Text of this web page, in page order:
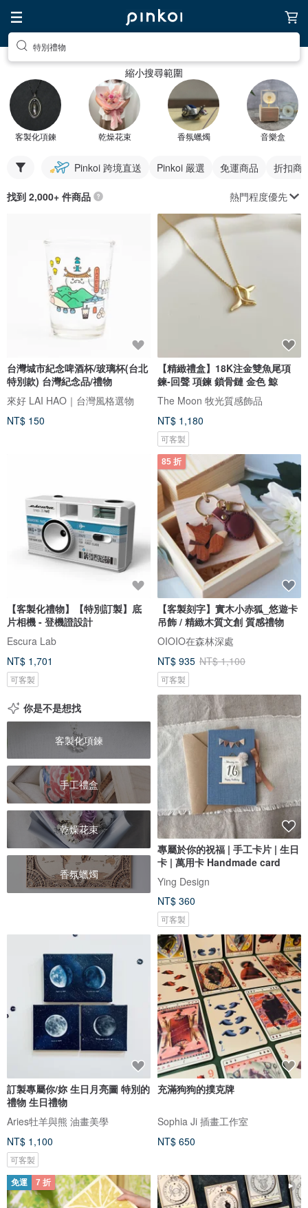
特別禮物
縮小搜尋範圍
客製化項鍊 乾燥花束 香氛蠟燭 音樂盒
Pinkoi 跨境直送 Pinkoi 嚴選 免運商品 折扣商
找到 2,000+ 件商品 熱門程度優先
台灣城市紀念啤酒杯/玻璃杯(台北
特別款) 台灣紀念品/禮物
來好 LAI HAO｜台灣風格選物
NT$ 150
【精緻禮盒】18K注金雙魚尾項
鍊-回聲 項鍊 鎖骨鏈 金色 鯨
The Moon 牧光質感飾品
NT$ 1,180
可客製
【客製化禮物】【特別訂製】底
片相機 - 登機證設計
Escura Lab
NT$ 1,701
可客製
85 折
【客製刻字】實木小赤狐_悠遊卡
吊飾 / 精緻木質文創 質感禮物
OIOIO在森林深處
NT$ 935 NT$ 1,100
可客製
你是不是想找
客製化項鍊
手工禮盒
乾燥花束
香氛蠟燭
專屬於你的祝福 | 手工卡片 | 生日
卡 | 萬用卡 Handmade card
Ying Design
NT$ 360
可客製
訂製專屬你/妳 生日月亮圖 特別的
禮物 生日禮物
Aries牡羊與熊 油畫美學
NT$ 1,100
可客製
充滿狗狗的撲克牌
Sophia Ji 插畫工作室
NT$ 650
免運 7 折